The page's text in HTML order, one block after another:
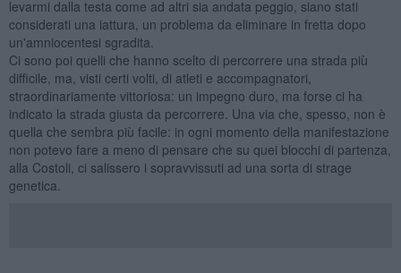
levarmi dalla testa come ad altri sia andata peggio, siano stati
considerati una iattura, un problema da eliminare in fretta dopo
un'amniocentesi sgradita.
Ci sono poi quelli che hanno scelto di percorrere una strada più
difficile, ma, visti certi volti, di atleti e accompagnatori,
straordinariamente vittoriosa: un impegno duro, ma forse ci ha
indicato la strada giusta da percorrere. Una via che, spesso, non è
quella che sembra più facile: in ogni momento della manifestazione
non potevo fare a meno di pensare che su quei blocchi di partenza,
alla Costoli, ci salissero i sopravvissuti ad una sorta di strage
genetica.